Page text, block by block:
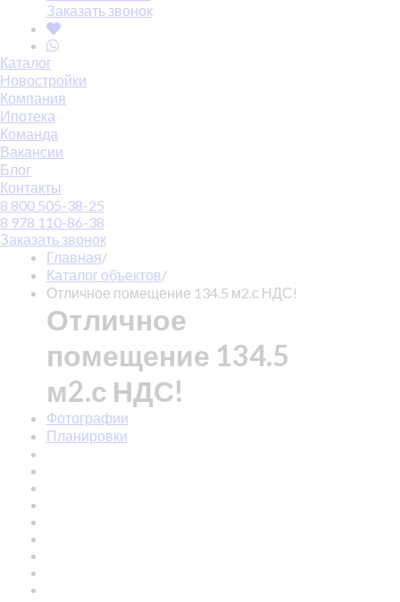
Заказать звонок
Каталог
Новостройки
Компания
Ипотека
Команда
Вакансии
Блог
Контакты
8 800 505-38-25
8 978 110-86-38
Заказать звонок
Главная/
Каталог объектов/
Отличное помещение 134.5 м2.с НДС!
Отличное
помещение 134.5
м2.с НДС!
Фотографии
Планировки